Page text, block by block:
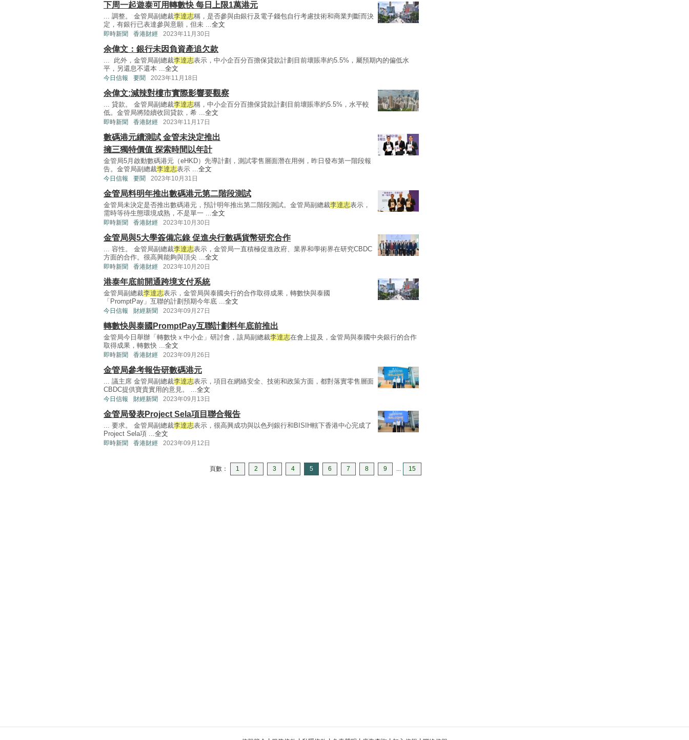
下周一起遊泰可用轉數快 每日上限1萬港元
... 調整。 金管局副總裁李達志稱，是否參與由銀行及電子錢包自行考慮技術和商業判斷而決
定，有銀行已表達參與意願，但未 ...全文
即時新聞 香港財經 2023年11月30日
余偉文：銀行未因負資產追欠款
... 此外，金管局副總裁李達志表示，中小企百分百擔保貸款計劃目前壞賬率約5.5%，屬預期內的偏低水
平，另還息不還本 ...全文
今日信報 要聞 2023年11月18日
余偉文:減辣對樓市實際影響要觀察
... 貸款。 金管局副總裁李達志稱，中小企百分百擔保貸款計劃目前壞賬率約5.5%，水平較
低。金管局將陸續收回貸款，希 ...全文
即時新聞 香港財經 2023年11月17日
數碼港元續測試 金管未決定推出
擁三獨特價值 探索時間以年計
金管局5月啟動數碼港元（eHKD）先導計劃，測試零售層面潛在用例，昨日發布第一階段報
告。金管局副總裁李達志表示 ...全文
今日信報 要聞 2023年10月31日
金管局料明年推出數碼港元第二階段測試
金管局未決定是否推出數碼港元，預計明年推出第二階段測試。金管局副總裁李達志表示，
需時等待生態環境成熟，不是單一 ...全文
即時新聞 香港財經 2023年10月30日
金管局與5大學簽備忘錄 促進央行數碼貨幣研究合作
... 容性。 金管局副總裁李達志表示，金管局一直積極促進政府、業界和學術界在研究CBDC
方面的合作。很高興能夠與頂尖 ...全文
即時新聞 香港財經 2023年10月20日
港泰年底前開通跨境支付系統
金管局副總裁李達志表示，金管局與泰國央行的合作取得成果，轉數快與泰國
「PromptPay」互聯的計劃預期今年底 ...全文
今日信報 財經新聞 2023年09月27日
轉數快與泰國PromptPay互聯計劃料年底前推出
金管局今日舉辦「轉數快ｘ中小企」研討會，該局副總裁李達志在會上提及，金管局與泰國中央銀行的合作
取得成果，轉數快 ...全文
即時新聞 香港財經 2023年09月26日
金管局參考報告研數碼港元
... 議主席 金管局副總裁李達志表示，項目在網絡安全、技術和政策方面，都對落實零售層面
CBDC提供寶貴實用的意見。 ...全文
今日信報 財經新聞 2023年09月13日
金管局發表Project Sela項目聯合報告
... 要求。 金管局副總裁李達志表示，很高興成功與以色列銀行和BISIH轄下香港中心完成了
Project Sela項 ...全文
即時新聞 香港財經 2023年09月12日
頁數： 1 2 3 4 5 6 7 8 9 ... 15